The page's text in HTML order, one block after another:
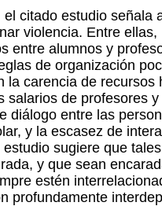
el citado estudio señala
violencia. Entre
entre alumnos y
de organización
la carencia de
salarios de profesores
diálogo entre las
y la escasez de
sugiere que
y que sean
estén
profundamente